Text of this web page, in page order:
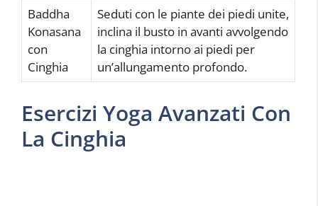
Baddha
Konasana
con
Cinghia
Seduti con le piante dei piedi unite,
inclina il busto in avanti avvolgendo
la cinghia intorno ai piedi per
un’allungamento profondo.
Esercizi Yoga Avanzati Con
La Cinghia